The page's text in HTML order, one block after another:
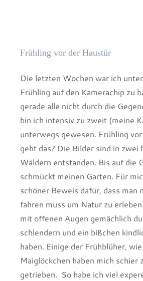
Frühling vor der Haustür
Die letzten Wochen war ich
Frühling auf den Kamerachip zu
gerade alle nicht durch die
bin ich intensiv zu zweit (meine
unterwegs gewesen. Frühling
geht das? Die Bilder sind in zwei
Wäldern entstanden. Bis auf die
schmückt meinen Garten. Für
schöner Beweis dafür, dass man
fahren muss um Natur zu
mit offenen Augen gemächlich
schlendern und ein bißchen
haben. Einige der Frühblüher,
Maiglöckchen haben mich schier
getrieben. So habe ich viel